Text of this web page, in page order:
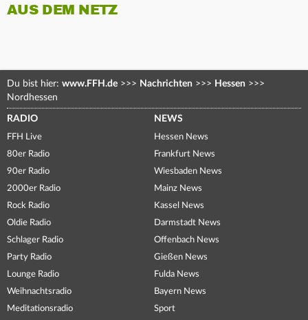
AUS DEM NETZ
Du bist hier: www.FFH.de >>> Nachrichten >>> Hessen >>>
Nordhessen
RADIO
FFH Live
80er Radio
90er Radio
2000er Radio
Rock Radio
Oldie Radio
Schlager Radio
Party Radio
Lounge Radio
Weihnachtsradio
Meditationsradio
NEWS
Hessen News
Frankfurt News
Wiesbaden News
Mainz News
Kassel News
Darmstadt News
Offenbach News
Gießen News
Fulda News
Bayern News
Sport